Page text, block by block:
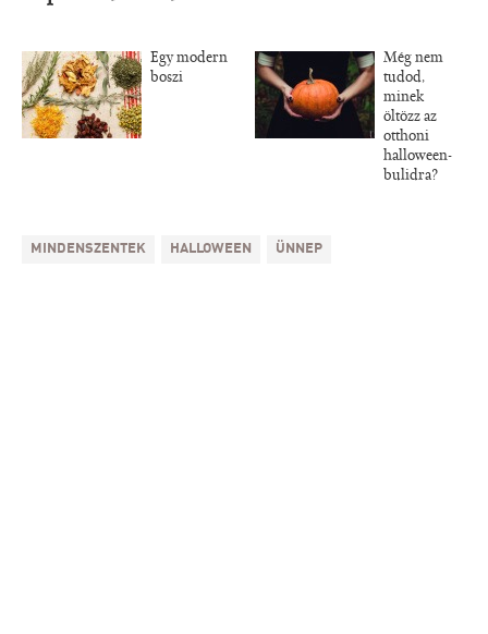
Egy modern
boszi
Még nem
tudod,
minek
öltözz az
otthoni
halloween-
bulidra?
MINDENSZENTEK HALLOWEEN ÜNNEP